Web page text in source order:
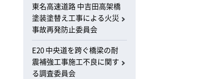
東名高速道路 中吉田高架橋
塗装塗替え工事による火災
事故再発防止委員会
E20 中央道を跨ぐ橋梁の耐
震補強工事施工不良に関す
る調査委員会